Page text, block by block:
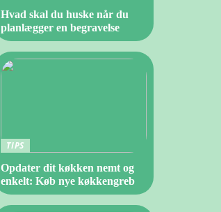
Hvad skal du huske når du
planlægger en begravelse
TIPS
Opdater dit køkken nemt og
enkelt: Køb nye køkkengreb